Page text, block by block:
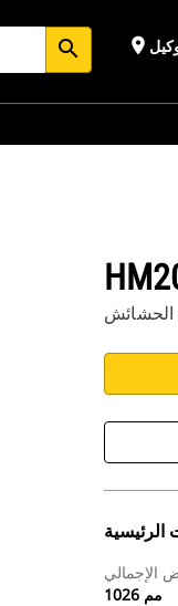
search place
الحشائش
الرئيسية
الإجمالي
1026 مم